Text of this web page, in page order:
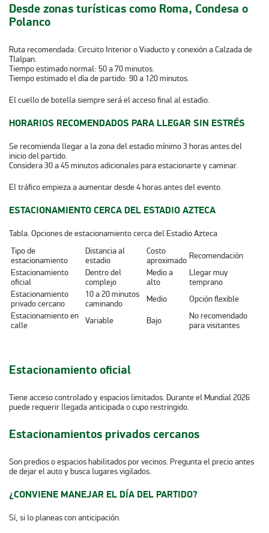
Desde zonas turísticas como Roma, Condesa o
Polanco
Ruta recomendada: Circuito Interior o Viaducto y conexión a Calzada de
Tlalpan.
Tiempo estimado normal: 50 a 70 minutos.
Tiempo estimado el día de partido: 90 a 120 minutos.
El cuello de botella siempre será el acceso final al estadio.
HORARIOS RECOMENDADOS PARA LLEGAR SIN ESTRÉS
Se recomienda llegar a la zona del estadio mínimo 3 horas antes del
inicio del partido.
Considera 30 a 45 minutos adicionales para estacionarte y caminar.
El tráfico empieza a aumentar desde 4 horas antes del evento.
ESTACIONAMIENTO CERCA DEL ESTADIO AZTECA
Tabla. Opciones de estacionamiento cerca del Estadio Azteca
Tipo de
estacionamiento
Distancia al
estadio
Costo
aproximado Recomendación
Estacionamiento
oficial
Dentro del
complejo
Medio a
alto
Llegar muy
temprano
Estacionamiento
privado cercano
10 a 20 minutos
caminando
Medio
Opción flexible
Estacionamiento en
calle
Variable Bajo
No recomendado
para visitantes
Estacionamiento oficial
Tiene acceso controlado y espacios limitados. Durante el Mundial 2026
puede requerir llegada anticipada o cupo restringido.
Estacionamientos privados cercanos
Son predios o espacios habilitados por vecinos. Pregunta el precio antes
de dejar el auto y busca lugares vigilados.
¿CONVIENE MANEJAR EL DÍA DEL PARTIDO?
Sí, si lo planeas con anticipación.